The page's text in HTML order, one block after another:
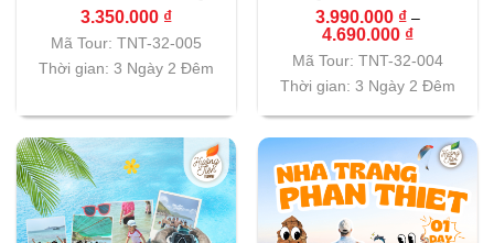
VINWONDER – KHỞI
3.350.000 ₫
Mã Tour: TNT-32-005
Thời gian: 3 Ngày 2 Đêm
KHỞI HÀNH TỪ ĐÀ
LẠT
3.990.000 ₫ –
4.690.000 ₫Khoảng
từ
đến
Mã Tour: TNT-32-004
Thời gian: 3 Ngày 2 Đêm